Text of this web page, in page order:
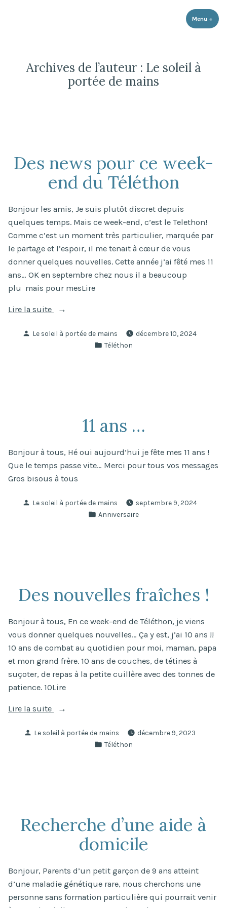
de notre fils, la Trichothiodystrophie, d'aider les familles touchées et
Menu +
Archives de l’auteur : Le soleil à
portée de mains
Des news pour ce week-
end du Téléthon
Bonjour les amis, Je suis plutôt discret depuis
quelques temps. Mais ce week-end, c’est le Telethon!
Comme c’est un moment très particulier, marquée par
le partage et l’espoir, il me tenait à cœur de vous
donner quelques nouvelles. Cette année j’ai fêté mes 11
ans… OK en septembre chez nous il a beaucoup
plu mais pour mesLire
Lire la suite
« Des
pour
Publié
Le soleil à portée de mains
décembre 10, 2024
Publié
Téléthon
11 ans …
Bonjour à tous, Hé oui aujourd’hui je fête mes 11 ans !
Que le temps passe vite… Merci pour tous vos messages
Gros bisous à tous
Publié
Le soleil à portée de mains
septembre 9, 2024
Publié
Anniversaire
Des nouvelles fraîches !
Bonjour à tous, En ce week-end de Téléthon, je viens
vous donner quelques nouvelles… Ça y est, j’ai 10 ans !!
10 ans de combat au quotidien pour moi, maman, papa
et mon grand frère. 10 ans de couches, de tétines à
suçoter, de repas à la petite cuillère avec des tonnes de
patience. 10Lire
Lire la suite
« Des
fraîches
Publié
Le soleil à portée de mains
décembre 9, 2023
Publié
Téléthon
Recherche d’une aide à
domicile
Bonjour, Parents d’un petit garçon de 9 ans atteint
d’une maladie génétique rare, nous cherchons une
personne sans formation particulière qui pourrait venir